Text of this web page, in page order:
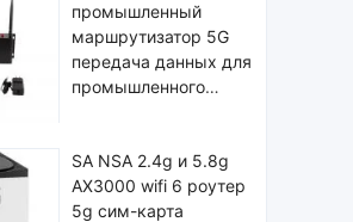
промышленный
маршрутизатор 5G
передача данных для
промышленного
SA NSA 2.4g и 5.8g
AX3000 wifi 6 роутер
5g сим-карта